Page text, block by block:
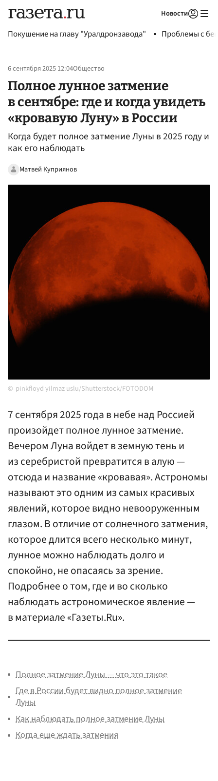
Новости
Покушение на главу "Уралдронзавода" Проблемы с
6 сентября 2025 12:04Общество
Полное лунное затмение
в сентябре: где и когда увидеть
«кровавую Луну» в России
Когда будет полное затмение Луны в 2025 году и
как его наблюдать
Матвей Куприянов
pinkfloyd yilmaz uslu/Shutterstock/FOTODOM
7 сентября 2025 года в небе над Россией
произойдет полное лунное затмение.
Вечером Луна войдет в земную тень и
из серебристой превратится в алую —
отсюда и название «кровавая». Астрономы
называют это одним из самых красивых
явлений, которое видно невооруженным
глазом. В отличие от солнечного затмения,
которое длится всего несколько минут,
лунное можно наблюдать долго и
спокойно, не опасаясь за зрение.
Подробнее о том, где и во сколько
наблюдать астрономическое явление —
в материале «Газеты.Ru».
Полное затмение Луны — что это такое
Где в России будет видно полное затмение
Луны
Как наблюдать полное затмение Луны
Когда еще ждать затмения